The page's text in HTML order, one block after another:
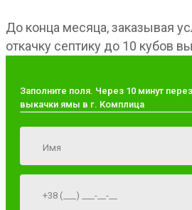
До конца месяца, заказывая
откачку септику до 10 кубов
Заполните поля. Через 10 минут
выкачки ямы в г. Комплица